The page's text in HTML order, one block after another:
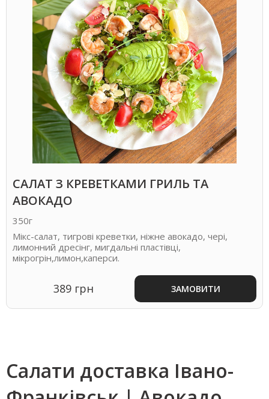
САЛАТ З КРЕВЕТКАМИ ГРИЛЬ ТА
АВОКАДО
350г
Мікс-салат, тигрові креветки, ніжне авокадо, чері,
лимонний дресінг, мигдальні пластівці,
мікрогрін,лимон,каперси.
389 грн ЗАМОВИТИ
Салати доставка Івано-